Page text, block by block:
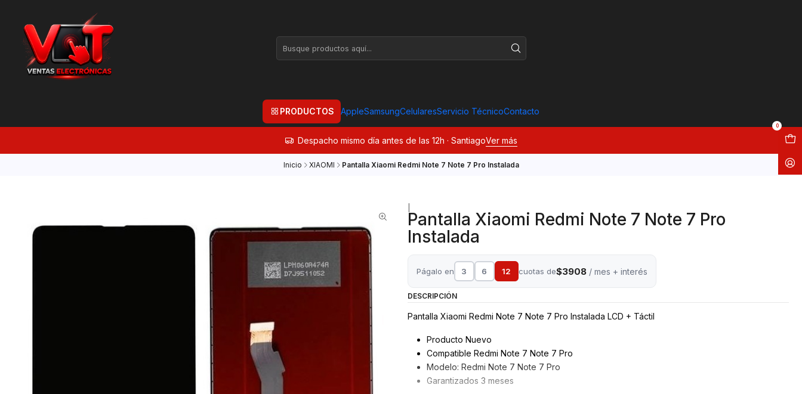
PRODUCTOS AppleSamsungCelularesServicio TécnicoContacto
0
Despacho mismo día antes de las 12h · SantiagoVer más
Inicio XIAOMI Pantalla Xiaomi Redmi Note 7 Note 7 Pro Instalada
Pantalla Xiaomi Redmi Note 7 Note 7 Pro
Instalada
Págalo en 3 6 12 cuotas de$3908/ mes + interés
DESCRIPCIÓN
Pantalla Xiaomi Redmi Note 7 Note 7 Pro Instalada LCD + Táctil
Producto Nuevo
Compatible Redmi Note 7 Note 7 Pro
Modelo: Redmi Note 7 Note 7 Pro
Garantizados 3 meses